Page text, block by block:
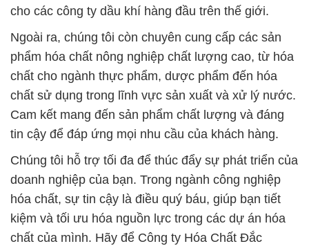
cho các công ty dầu khí hàng đầu trên thế giới.
Ngoài ra, chúng tôi còn chuyên cung cấp các sản
phẩm hóa chất nông nghiệp chất lượng cao, từ hóa
chất cho ngành thực phẩm, dược phẩm đến hóa
chất sử dụng trong lĩnh vực sản xuất và xử lý nước.
Cam kết mang đến sản phẩm chất lượng và đáng
tin cậy để đáp ứng mọi nhu cầu của khách hàng.
Chúng tôi hỗ trợ tối đa để thúc đẩy sự phát triển của
doanh nghiệp của bạn. Trong ngành công nghiệp
hóa chất, sự tin cậy là điều quý báu, giúp bạn tiết
kiệm và tối ưu hóa nguồn lực trong các dự án hóa
chất của mình. Hãy để Công ty Hóa Chất Đắc